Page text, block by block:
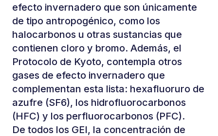
efecto invernadero que son únicamente
de tipo antropogénico, como los
halocarbonos u otras sustancias que
contienen cloro y bromo. Además, el
Protocolo de Kyoto, contempla otros
gases de efecto invernadero que
complementan esta lista: hexafluoruro de
azufre (SF6), los hidrofluorocarbonos
(HFC) y los perfluorocarbonos (PFC).
De todos los GEI, la concentración de